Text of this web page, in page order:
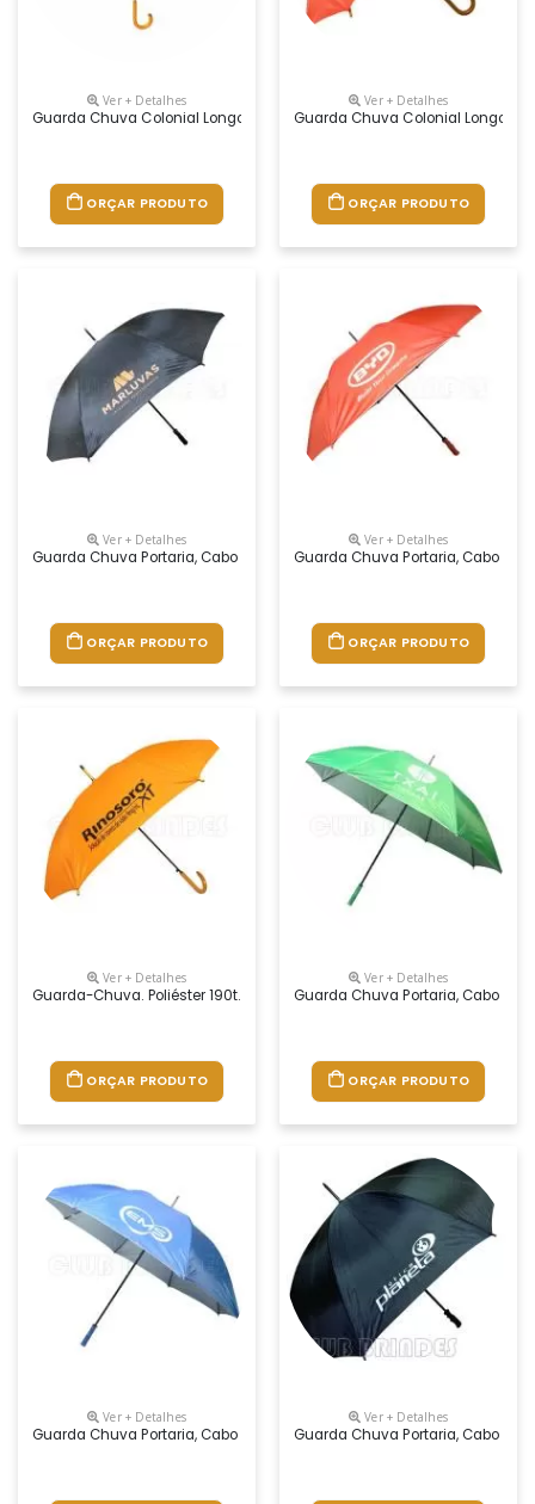
Ver + Detalhes
Guarda Chuva Colonial Longo, Nylon Especial Liso, Cabo Curvo Em
ORÇAR PRODUTO
Ver + Detalhes
Guarda Chuva Colonial Longo,
ORÇAR PRODUTO
Ver + Detalhes
Guarda Chuva Portaria, Cabo Reto. Disponível Em Várias Cores.
ORÇAR PRODUTO
Ver + Detalhes
Guarda Chuva Portaria, Cabo
ORÇAR PRODUTO
Ver + Detalhes
Guarda-Chuva. Poliéster 190t. Pega Em Madeira. Abertura
ORÇAR PRODUTO
Ver + Detalhes
Guarda Chuva Portaria, Cabo
ORÇAR PRODUTO
Ver + Detalhes
Guarda Chuva Portaria, Cabo Reto. Disponível Em Várias Cores.
Ver + Detalhes
Guarda Chuva Portaria, Cabo